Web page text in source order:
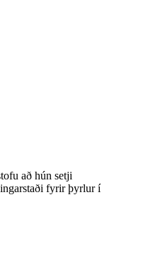
að hún setji
fyrir þyrlur í